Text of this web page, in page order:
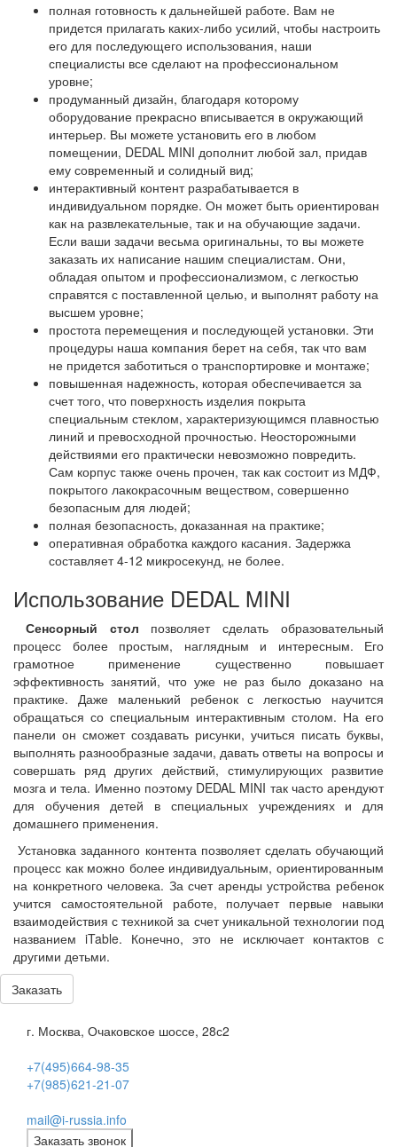
полная готовность к дальнейшей работе. Вам не
придется прилагать каких-либо усилий, чтобы настроить
его для последующего использования, наши
специалисты все сделают на профессиональном
уровне;
продуманный дизайн, благодаря которому
оборудование прекрасно вписывается в окружающий
интерьер. Вы можете установить его в любом
помещении, DEDAL MINI дополнит любой зал, придав
ему современный и солидный вид;
интерактивный контент разрабатывается в
индивидуальном порядке. Он может быть ориентирован
как на развлекательные, так и на обучающие задачи.
Если ваши задачи весьма оригинальны, то вы можете
заказать их написание нашим специалистам. Они,
обладая опытом и профессионализмом, с легкостью
справятся с поставленной целью, и выполнят работу на
высшем уровне;
простота перемещения и последующей установки. Эти
процедуры наша компания берет на себя, так что вам
не придется заботиться о транспортировке и монтаже;
повышенная надежность, которая обеспечивается за
счет того, что поверхность изделия покрыта
специальным стеклом, характеризующимся плавностью
линий и превосходной прочностью. Неосторожными
действиями его практически невозможно повредить.
Сам корпус также очень прочен, так как состоит из МДФ,
покрытого лакокрасочным веществом, совершенно
безопасным для людей;
полная безопасность, доказанная на практике;
оперативная обработка каждого касания. Задержка
составляет 4-12 микросекунд, не более.
Использование DEDAL MINI
Сенсорный стол позволяет сделать образовательный
процесс более простым, наглядным и интересным. Его
грамотное применение существенно повышает
эффективность занятий, что уже не раз было доказано на
практике. Даже маленький ребенок с легкостью научится
обращаться со специальным интерактивным столом. На его
панели он сможет создавать рисунки, учиться писать буквы,
выполнять разнообразные задачи, давать ответы на вопросы и
совершать ряд других действий, стимулирующих развитие
мозга и тела. Именно поэтому DEDAL MINI так часто арендуют
для обучения детей в специальных учреждениях и для
домашнего применения.
Установка заданного контента позволяет сделать обучающий
процесс как можно более индивидуальным, ориентированным
на конкретного человека. За счет аренды устройства ребенок
учится самостоятельной работе, получает первые навыки
взаимодействия с техникой за счет уникальной технологии под
названием iTable. Конечно, это не исключает контактов с
другими детьми.
Заказать
г. Москва, Очаковское шоссе, 28с2
+7(495)664-98-35
+7(985)621-21-07
mail@i-russia.info
Заказать звонок